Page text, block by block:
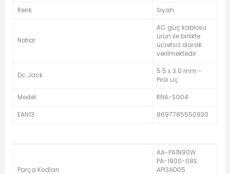
Renk Siyah
Notlar
AC güç kablosu
ürün ile birlikte
ücretsiz olarak
verilmektedir.
Dc Jack
5.5 x 3.0 mm -
Pinli uç
Model RNA-SG04
EAN13 8697785550930
Parça Kodları
AA-PA1N90W
PA-1900-08S
API3AD05